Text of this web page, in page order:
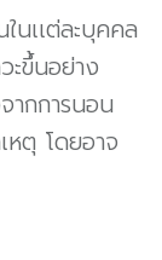
เเต่ละบุคคล
ะขึ้นอย่าง
ากการนอน
หตุ โดยอาจ